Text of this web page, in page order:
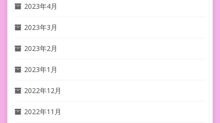
2023年4月
2023年3月
2023年2月
2023年1月
2022年12月
2022年11月